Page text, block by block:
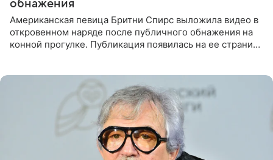
обнажения
Американская певица Бритни Спирс выложила видео в
откровенном наряде после публичного обнажения на
конной прогулке. Публикация появилась на ее странице